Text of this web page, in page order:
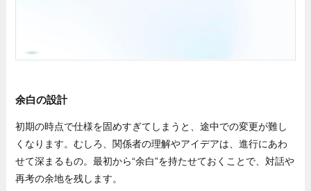
余白の設計
初期の時点で仕様を固めすぎてしまうと、途中での変更が難し
くなります。むしろ、関係者の理解やアイデアは、進行にあわ
せて深まるもの。最初から“余白”を持たせておくことで、対話や
再考の余地を残します。